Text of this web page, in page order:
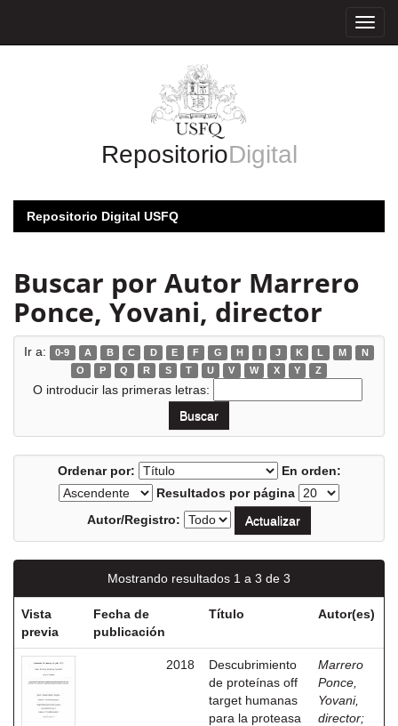
RepositorioDigital
Repositorio Digital USFQ
Buscar por Autor Marrero
Ponce, Yovani, director
Ir a: 0-9 A B C D E F G H I J K L M
N
O
P Q R S T U V W X Y Z
O introducir las primeras letras:
Ordenar por:
En orden:
Resultados por página
Autor/Registro:
Mostrando resultados 1 a 3 de 3
Vista
previa
Fecha de
publicación
Título Autor(es)
2018
Descubrimiento
de proteínas off
target humanas
para la proteasa
Marrero
Ponce,
Yovani,
director;